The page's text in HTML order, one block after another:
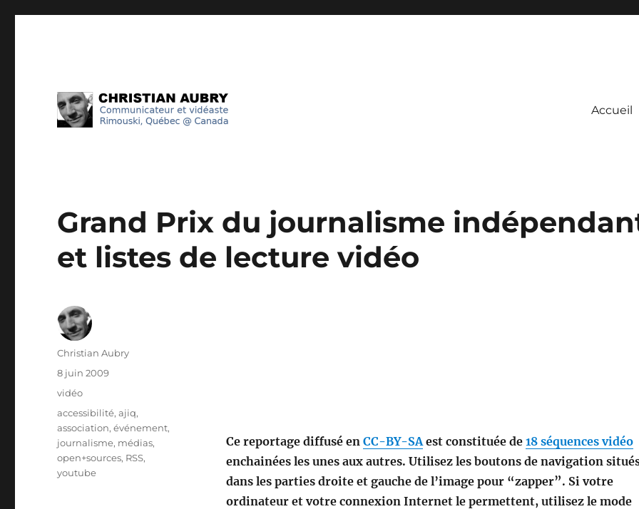
Accueil
Grand Prix du journalisme
et listes de lecture vidéo
Ce reportage diffusé en CC-BY-SAest constituée de 18 séquences vidéo
enchainées les unes aux autres. Utilisez les boutons de navigation
dans les parties droite et gauche de l’image pour “zapper”. Si votre
ordinateur et votre connexion Internet le permettent, utilisez le mode
Auteur
Christian Aubry
Publié
le
8 juin 2009
Catégories
vidéo
Étiquettes
accessibilité,ajiq,
association,événement,
journalisme, médias,
open+sources, RSS,
youtube